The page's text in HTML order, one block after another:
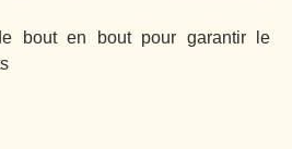
bout en bout pour garantir le